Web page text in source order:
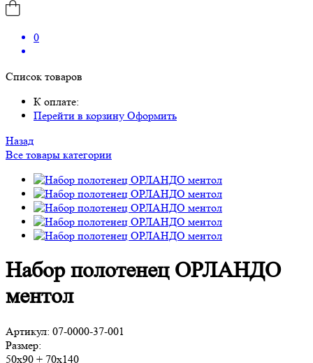
0
Список товаров
К оплате:
Перейти в корзину Оформить
Назад
Все товары категории
Набор полотенец ОРЛАНДО
ментол
Артикул: 07-0000-37-001
Размер:
50х90 + 70х140